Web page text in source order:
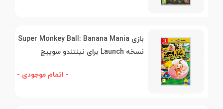
بازی Super Monkey Ball: Banana Mania
نسخه Launch برای نینتندو سوییچ
- اتمام موجودی -